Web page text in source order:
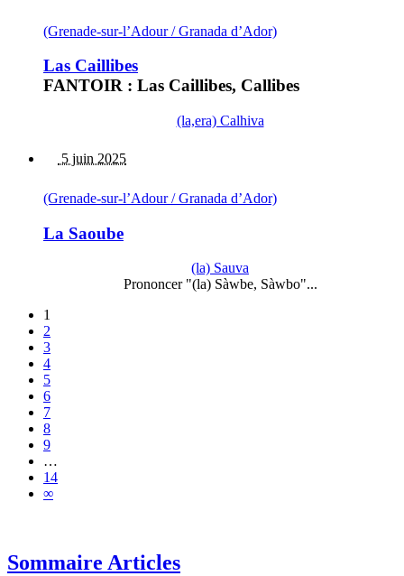
(Grenade-sur-l’Adour / Granada d’Ador)
Las Caillibes
FANTOIR : Las Caillibes, Callibes
(la,era) Calhiva
5 juin 2025
(Grenade-sur-l’Adour / Granada d’Ador)
La Saoube
(la) Sauva
Prononcer "(la) Sàwbe, Sàwbo"...
1
2
3
4
5
6
7
8
9
…
14
∞
Sommaire Articles